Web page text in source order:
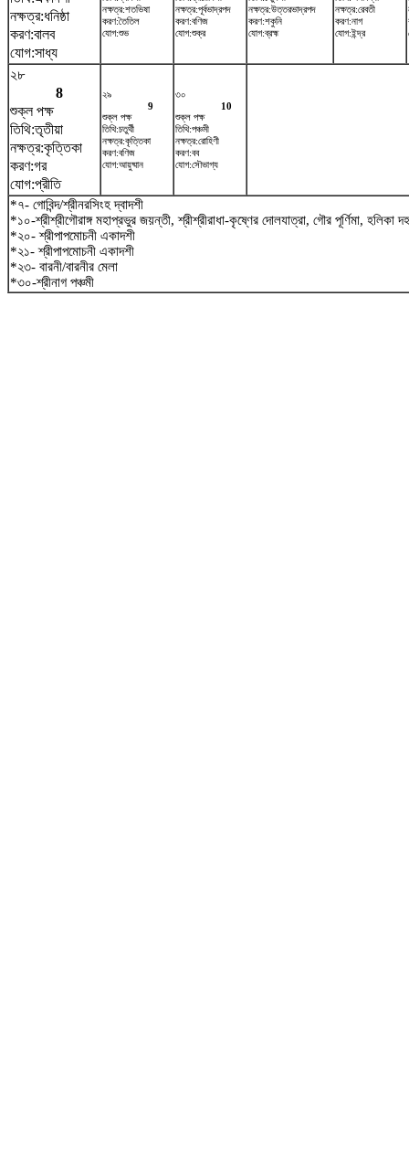
নক্ষত্র:ধনিষ্ঠা
করণ:বালব
যোগ:সাধ্য
নক্ষত্র:শতভিষ‌া
করণ:তৈতিল
যোগ:শুভ
নক্ষত্র:পূর্বভাদ্রপদ
করণ:বণিজ
যোগ:শুক্র
নক্ষত্র:উত্তরভাদ্রপদ
করণ:শকুনি
যোগ:ব্রহ্ম
নক্ষত্র:রেবতী
করণ:নাগ
যোগ:ইন্দ্র
২৮
8
শুক্ল পক্ষ
তিথি:তৃতীয়া
নক্ষত্র:কৃত্তিকা
করণ:গর
যোগ:প্রীতি
২৯
9
শুক্ল পক্ষ
তিথি:চতুর্থী
নক্ষত্র:কৃত্তিকা
করণ:বণিজ
যোগ:আয়ুষ্মান
৩০
10
শুক্ল পক্ষ
তিথি:পঞ্চমী
নক্ষত্র:রোহিণী
করণ:বব
যোগ:সৌভাগ্য
*৭- গোবিন্দ/শ্রীনরসিংহ দ্বাদশী
*১০-শ্রীশ্রীগৌরাঙ্গ মহাপ্রভুর জয়ন্তী, শ্রীশ্রীরাধা-কৃষ্ণের দোলযাত্রা, গৌর পূর্ণিমা, হলিকা
*২০- শ্রীপাপমোচনী একাদশী
*২১- শ্রীপাপমোচনী একাদশী
*২৩- বারনী/বারনীর মেলা
*৩০-শ্রীনাগ পঞ্চমী